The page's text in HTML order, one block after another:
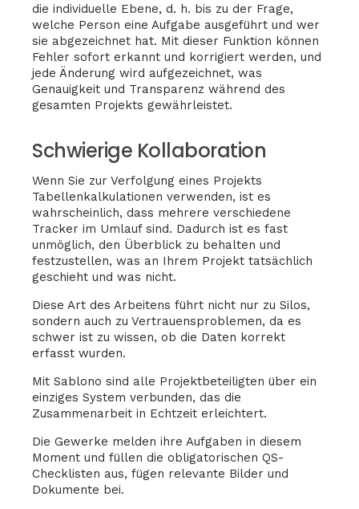
die individuelle Ebene, d. h. bis zu der Frage,
welche Person eine Aufgabe ausgeführt und wer
sie abgezeichnet hat. Mit dieser Funktion können
Fehler sofort erkannt und korrigiert werden, und
jede Änderung wird aufgezeichnet, was
Genauigkeit und Transparenz während des
gesamten Projekts gewährleistet.
Schwierige Kollaboration
Wenn Sie zur Verfolgung eines Projekts
Tabellenkalkulationen verwenden, ist es
wahrscheinlich, dass mehrere verschiedene
Tracker im Umlauf sind. Dadurch ist es fast
unmöglich, den Überblick zu behalten und
festzustellen, was an Ihrem Projekt tatsächlich
geschieht und was nicht.
Diese Art des Arbeitens führt nicht nur zu Silos,
sondern auch zu Vertrauensproblemen, da es
schwer ist zu wissen, ob die Daten korrekt
erfasst wurden.
Mit Sablono sind alle Projektbeteiligten über ein
einziges System verbunden, das die
Zusammenarbeit in Echtzeit erleichtert.
Die Gewerke melden ihre Aufgaben in diesem
Moment und füllen die obligatorischen QS-
Checklisten aus, fügen relevante Bilder und
Dokumente bei.